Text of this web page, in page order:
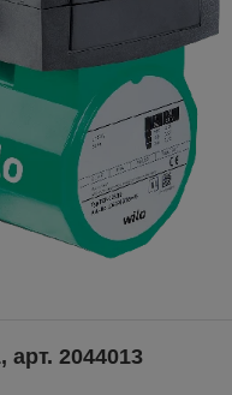
арт. 2044013